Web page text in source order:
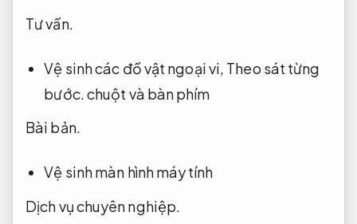
Tư vấn.
Vệ sinh các đồ vật ngoại vi, Theo sát từng
bước. chuột và bàn phím
Bài bản.
Vệ sinh màn hình máy tính
Dịch vụ chuyên nghiệp.